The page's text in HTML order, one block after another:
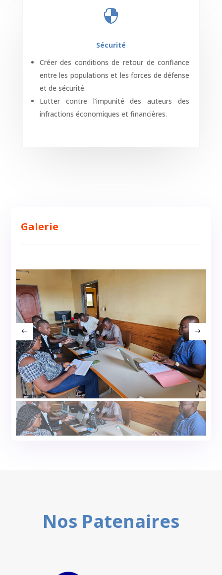

Sécurité
Créer des conditions de retour de confiance
entre les populations et les forces de défense
et de sécurité.
Lutter contre l’impunité des auteurs des
infractions économiques et financières.
Galerie
Nos Patenaires